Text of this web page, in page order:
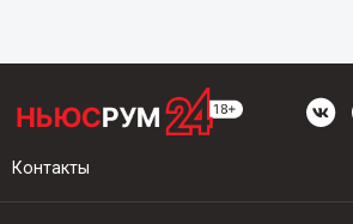
Контакты